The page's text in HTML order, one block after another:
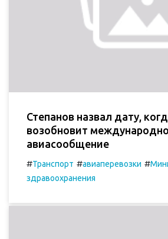
Степанов назвал дату,
возобновит
авиасообщение
#Транспорт #авиаперевозки #
здравоохранения